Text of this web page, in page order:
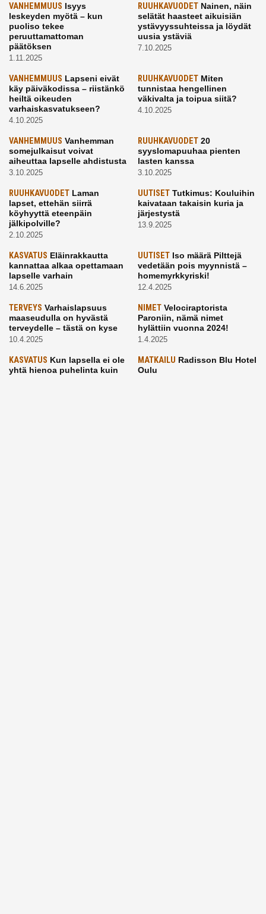
VANHEMMUUS Isyys
leskeyden myötä – kun
puoliso tekee
peruuttamattoman
päätöksen
1.11.2025
RUUHKAVUODETNainen, näin
selätät haasteet aikuisiän
ystävyyssuhteissa ja löydät
uusia ystäviä
7.10.2025
VANHEMMUUS Lapseni eivät
käy päiväkodissa – riistänkö
heiltä oikeuden
varhaiskasvatukseen?
4.10.2025
RUUHKAVUODETMiten
tunnistaa hengellinen
väkivalta ja toipua siitä?
4.10.2025
VANHEMMUUS Vanhemman
somejulkaisut voivat
aiheuttaa lapselle ahdistusta
3.10.2025
RUUHKAVUODET20
syyslomapuuhaa pienten
lasten kanssa
3.10.2025
RUUHKAVUODET Laman
lapset, ettehän siirrä
köyhyyttä eteenpäin
jälkipolville?
2.10.2025
UUTISETTutkimus: Kouluihin
kaivataan takaisin kuria ja
järjestystä
13.9.2025
KASVATUS Eläinrakkautta
kannattaa alkaa opettamaan
lapselle varhain
14.6.2025
UUTISETIso määrä Pilttejä
vedetään pois myynnistä –
homemyrkkyriski!
12.4.2025
TERVEYS Varhaislapsuus
maaseudulla on hyvästä
terveydelle – tästä on kyse
10.4.2025
NIMETVelociraptorista
Paroniin, nämä nimet
hylättiin vuonna 2024!
1.4.2025
KASVATUS Kun lapsella ei ole
yhtä hienoa puhelinta kuin
MATKAILU Radisson Blu Hotel
Oulu